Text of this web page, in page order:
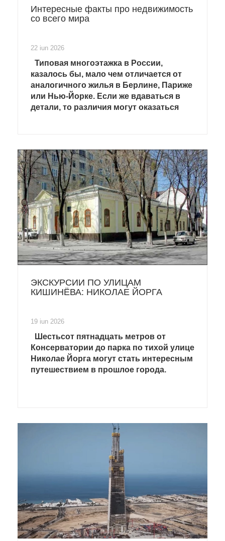
Интересные факты про недвижимость
со всего мира
22 iun 2026
Типовая многоэтажка в России,
казалось бы, мало чем отличается от
аналогичного жилья в Берлине, Париже
или Нью-Йорке. Если же вдаваться в
детали, то различия могут оказаться
показаться дикими или по крайней мере
очень необычными. Расскажем самые
интересные факты про недвижимость.
ЭКСКУРСИИ ПО УЛИЦАМ
КИШИНЁВА: НИКОЛАЕ ЙОРГА
19 iun 2026
Шестьсот пятнадцать метров от
Консерватории до парка по тихой улице
Николае Йорга могут стать интересным
путешествием в прошлое города.